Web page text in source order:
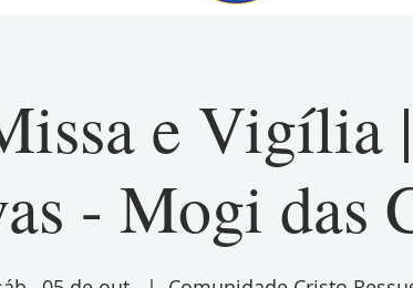
e Vigília
- Mogi das